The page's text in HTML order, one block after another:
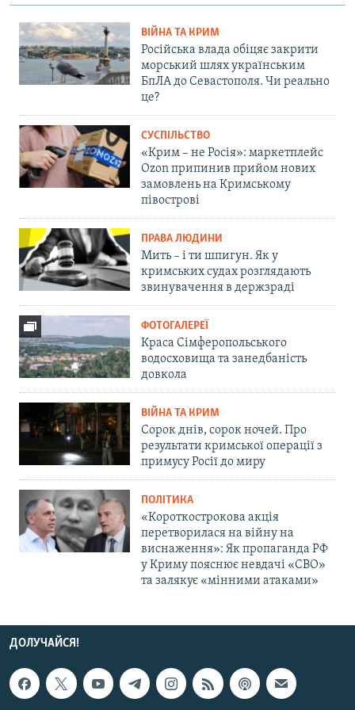
ВІЙНА ТА КРИМ
Російська влада обіцяє закрити
морський шлях українським
БпЛА до Севастополя. Чи реально
це?
СУСПІЛЬСТВО
«Крим – не Росія»: маркетплейс
Ozon припинив прийом нових
замовлень на Кримському
півострові
ПРАВА ЛЮДИНИ
Мить – і ти шпигун. Як у
кримських судах розглядають
звинувачення в держзраді
ФОТОГАЛЕРЕЇ
Краса Сімферопольського
водосховища та занедбаність
довкола
ВІЙНА ТА КРИМ
Сорок днів, сорок ночей. Про
результати кримської операції з
примусу Росії до миру
ПОЛІТИКА
«Короткострокова акція
перетворилася на війну на
виснаження»: Як пропаганда РФ
у Криму пояснює невдачі «СВО»
та залякує «мінними атаками»
ДОЛУЧАЙСЯ!